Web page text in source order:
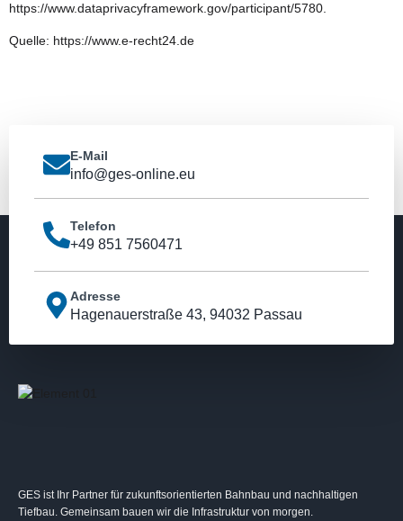
https://www.dataprivacyframework.gov/participant/5780.
Quelle: https://www.e-recht24.de
E-Mail
info@ges-online.eu
Telefon
+49 851 7560471
Adresse
Hagenauerstraße 43, 94032 Passau
GES ist Ihr Partner für zukunftsorientierten Bahnbau und nachhaltigen
Tiefbau. Gemeinsam bauen wir die Infrastruktur von morgen.